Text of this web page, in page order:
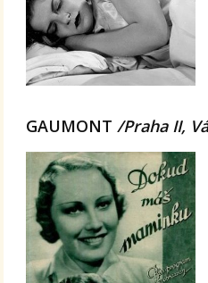
GAUMONT /Praha II,